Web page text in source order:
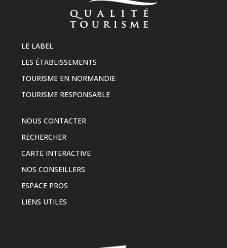
LE LABEL
LES ÉTABLISSEMENTS
TOURISME EN NORMANDIE
TOURISME RESPONSABLE
NOUS CONTACTER
RECHERCHER
CARTE INTERACTIVE
NOS CONSEILLERS
ESPACE PROS
LIENS UTILES